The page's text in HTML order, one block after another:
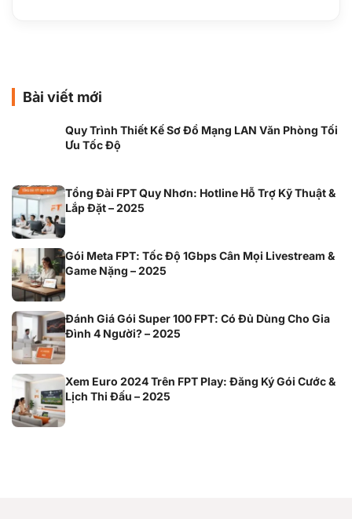
Bài viết mới
Quy Trình Thiết Kế Sơ Đồ Mạng LAN Văn Phòng Tối
Ưu Tốc Độ
Tổng Đài FPT Quy Nhơn: Hotline Hỗ Trợ Kỹ Thuật &
Lắp Đặt – 2025
Gói Meta FPT: Tốc Độ 1Gbps Cân Mọi Livestream &
Game Nặng – 2025
Đánh Giá Gói Super 100 FPT: Có Đủ Dùng Cho Gia
Đình 4 Người? – 2025
Xem Euro 2024 Trên FPT Play: Đăng Ký Gói Cước &
Lịch Thi Đấu – 2025